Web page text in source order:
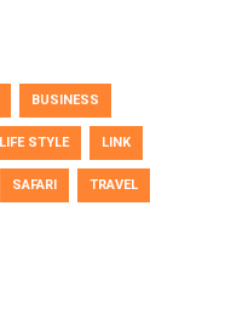
BUSINESS
LIFE STYLE LINK
SAFARI TRAVEL